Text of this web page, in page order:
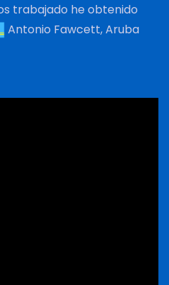
trabajado he obtenido
Antonio Fawcett, Aruba